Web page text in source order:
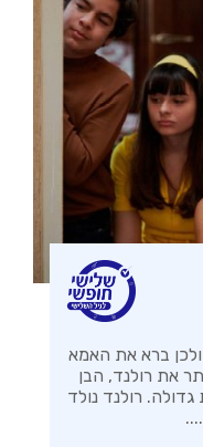
ולכן ברא את האמא
ילדה אסתר את רולנד, הבן
רולנד נולד